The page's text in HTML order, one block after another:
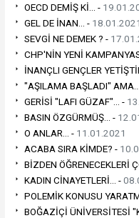
OECD DEMİŞ Kİ... -
GEL DE İNAN... - 18.01.2021
SEVGİ NE DEMEK ? -
CHP'NİN YENİ
İNANÇLI GENÇLER
"AŞILAMA BAŞLADI"
GERİSİ "LAFI GÜZAF"... -
BASIN ÖZGÜRMÜŞ... -
O ANLAR... - 11.01.2021
ACABA SIRA KİMDE? -
BİZDEN ÖĞRENECEKLERİ
KADIN CİNAYETLERİ... -
POLEMİK KONUSU
BOĞAZİÇİ ÜNİVERSİTESİ